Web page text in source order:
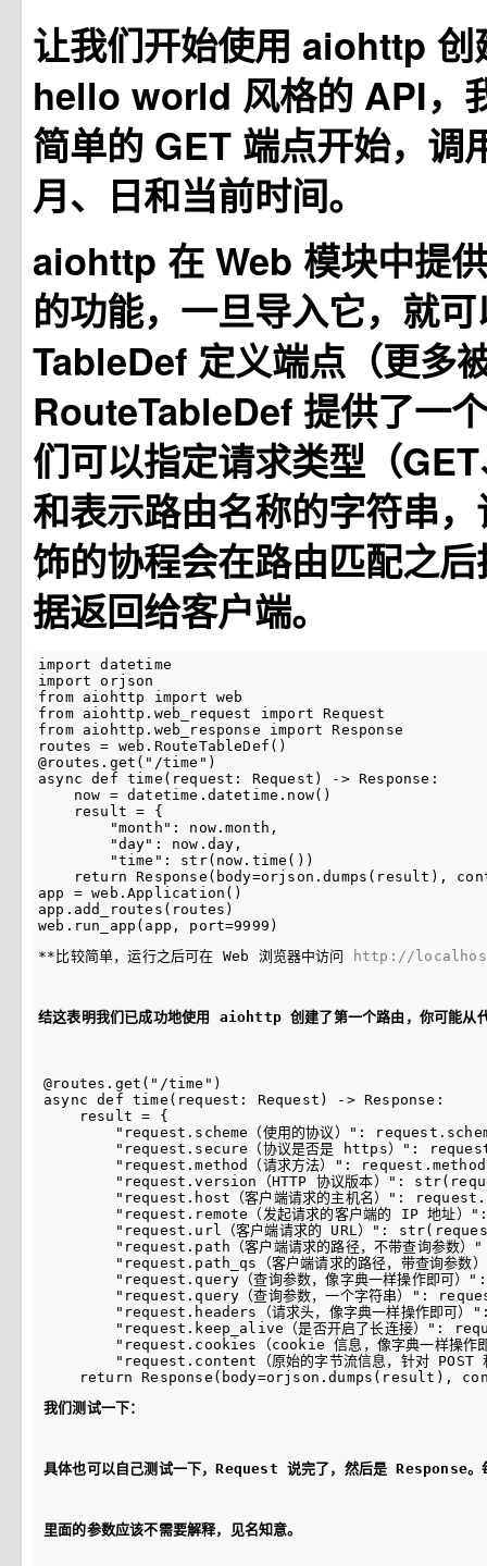
让我们开始使用 aiohttp 创
hello world 风格的 API，
简单的 GET 端点开始，调
月、日和当前时间。
aiohttp 在 Web 模块中提
的功能，一旦导入它，就
TableDef 定义端点（更多
RouteTableDef 提供了一
们可以指定请求类型（
和表示路由名称的字符串
饰的协程会在路由匹配之
据返回给客户端。
import datetime
import orjson
from aiohttp import web
from aiohttp.web_request import Request
from aiohttp.web_response import Response
routes = web.RouteTableDef()
@routes.get("/time")
async def time(request: Request) -> Response:
    now = datetime.datetime.now()
    result = {
        "month": now.month,
        "day": now.day,
        "time": str(now.time())
return Response(body=orjson.dumps(result),
app = web.Application()
app.add_routes(routes)
**比较简单，运行之后可在 Web 浏览器中访问
http://
结这表明我们已成功地使用 aiohttp 创建了第一个路由，你可能从
@routes.get("/time")
async def time(request: Request) -> Response:
    result = {
"request.scheme（使用的协议）":
"request.secure（协议是否是 https）":
"request.method（请求方法）":
"request.version（HTTP 协议版本）":
"request.host（客户端请求的主机名）":
"request.remote（发起请求的客户端的 IP 地址
"request.url（客户端请求的 URL）":
"request.path（客户端请求的路径，不带查询参数
"request.path_qs（客户端请求的路径，带查询参
"request.query（查询参数，像字典一样操作即可
"request.query（查询参数，一个字符串）":
"request.headers（请求头，像字典一样操作即可
"request.keep_alive（是否开启了长连接）":
"request.cookies（cookie 信息，像字典一样操
"request.content（原始的字节流信息，针对
我们测试一下：
具体也可以自己测试一下，Request 说完了，然后是 Response
里面的参数应该不需要解释，见名知意。